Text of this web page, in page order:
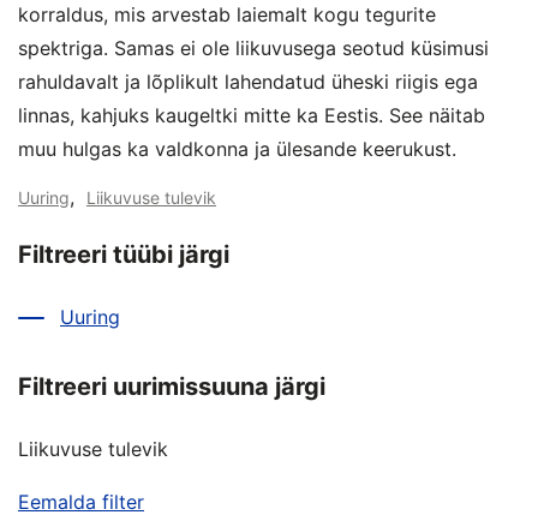
korraldus, mis arvestab laiemalt kogu tegurite
spektriga. Samas ei ole liikuvusega seotud küsimusi
rahuldavalt ja lõplikult lahendatud üheski riigis ega
linnas, kahjuks kaugeltki mitte ka Eestis. See näitab
muu hulgas ka valdkonna ja ülesande keerukust.
Uuring, Liikuvuse tulevik
Filtreeri tüübi järgi
Uuring
Filtreeri uurimissuuna järgi
Liikuvuse tulevik
Eemalda filter